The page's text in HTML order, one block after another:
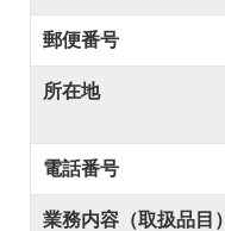
郵便番号
所在地
電話番号
業務内容（取扱品目）